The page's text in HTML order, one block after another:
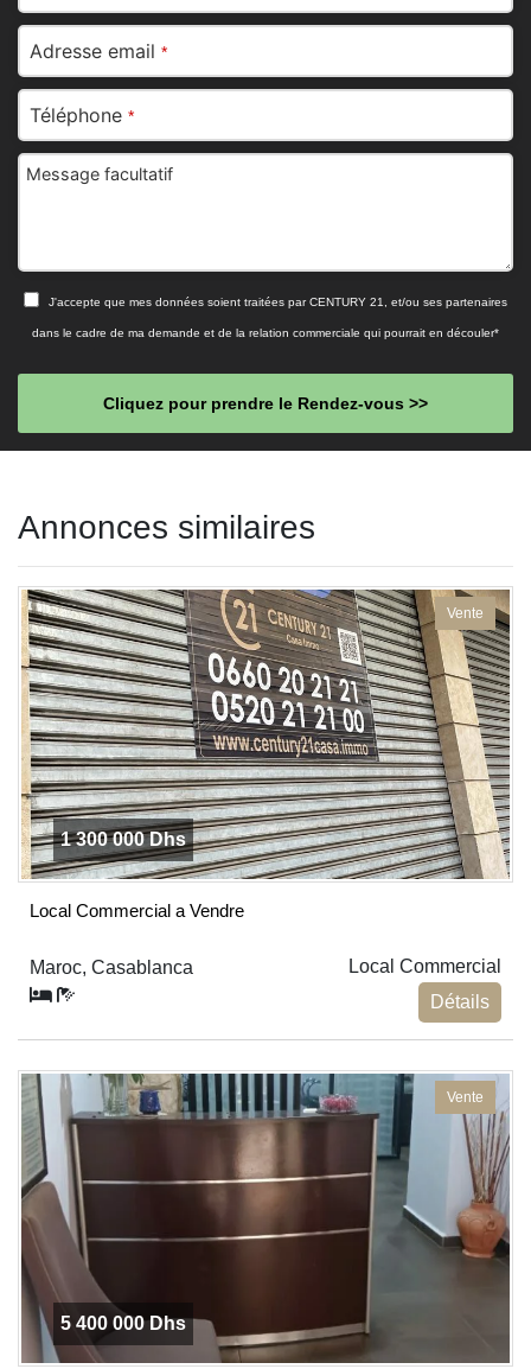
Adresse email *
Téléphone *
Message facultatif
J'accepte que mes données soient traitées par CENTURY 21, et/ou ses partenaires
dans le cadre de ma demande et de la relation commerciale qui pourrait en découler*
Cliquez pour prendre le Rendez-vous >>
should
Annonces similaires
Vente
1 300 000 Dhs
Local Commercial a Vendre
Maroc, Casablanca
Local Commercial
Détails
Vente
5 400 000 Dhs